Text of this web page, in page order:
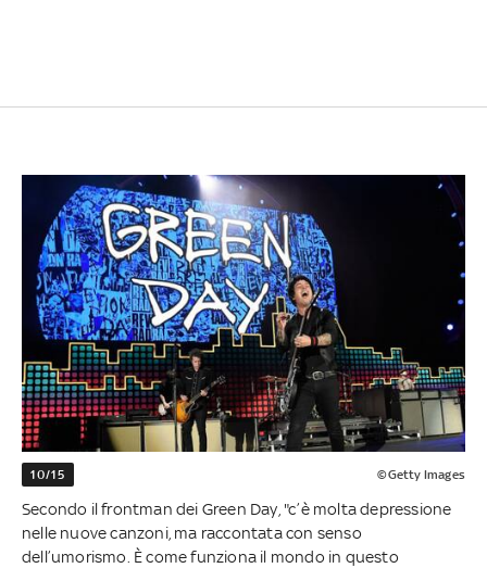
10/15 ©Getty Images
Secondo il frontman dei Green Day, "c’è molta depressione
nelle nuove canzoni, ma raccontata con senso
dell’umorismo. È come funziona il mondo in questo